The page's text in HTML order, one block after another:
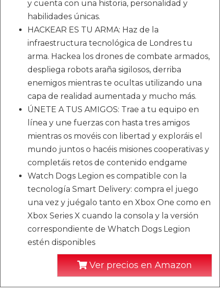
y cuenta con una historia, personalidad y
habilidades únicas.
HACKEAR ES TU ARMA: Haz de la
infraestructura tecnológica de Londres tu
arma. Hackea los drones de combate armados,
despliega robots araña sigilosos, derriba
enemigos mientras te ocultas utilizando una
capa de realidad aumentada y mucho más.
ÚNETE A TUS AMIGOS: Trae a tu equipo en
línea y une fuerzas con hasta tres amigos
mientras os movéis con libertad y exploráis el
mundo juntos o hacéis misiones cooperativas y
completáis retos de contenido endgame
Watch Dogs Legion es compatible con la
tecnología Smart Delivery: compra el juego
una vez y juégalo tanto en Xbox One como en
Xbox Series X cuando la consola y la versión
correspondiente de Whatch Dogs Legion
estén disponibles
Ver precios en Amazon